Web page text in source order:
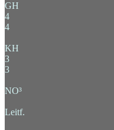
GH
4
4
KH
3
3
NO³
Leitf.